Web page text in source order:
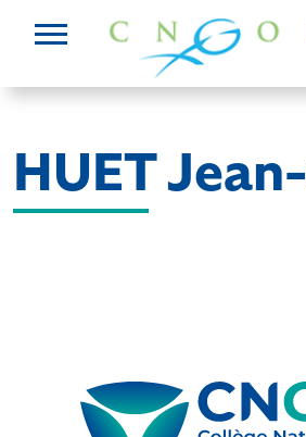
HUET